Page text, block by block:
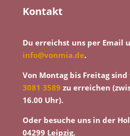
Kontakt
Du erreichst uns per Email
info@vonmia.de.
Von Montag bis Freitag
3081 3589 zu erreichen
16.00 Uhr).
Oder besuche uns in der
04299 Leipzig.